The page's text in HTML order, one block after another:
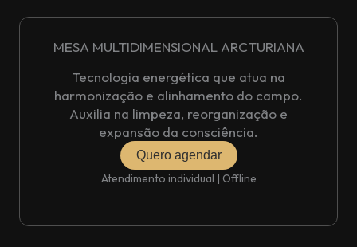
MESA MULTIDIMENSIONAL ARCTURIANA
Tecnologia energética que atua na
harmonização e alinhamento do campo.
Auxilia na limpeza, reorganização e
expansão da consciência.
Quero agendar
Atendimento individual | Offline